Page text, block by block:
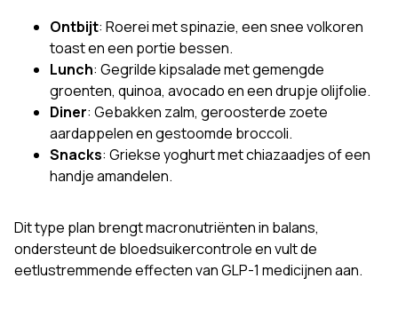
Ontbijt: Roerei met spinazie, een snee volkoren
toast en een portie bessen.
Lunch: Gegrilde kipsalade met gemengde
groenten, quinoa, avocado en een drupje olijfolie.
Diner: Gebakken zalm, geroosterde zoete
aardappelen en gestoomde broccoli.
Snacks: Griekse yoghurt met chiazaadjes of een
handje amandelen.
Dit type plan brengt macronutriënten in balans,
ondersteunt de bloedsuikercontrole en vult de
eetlustremmende effecten van GLP-1 medicijnen aan.